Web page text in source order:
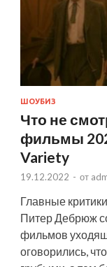
ШОУБИЗ
Что не
фильмы
Variety
19.12.2022 - от
Главные
Питер Дебрюж
фильмов
оговорились,